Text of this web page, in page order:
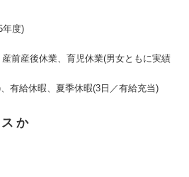
年度)
前産後休業、育児休業(男女ともに実績
有給休暇、夏季休暇(3日／有給充当)
か